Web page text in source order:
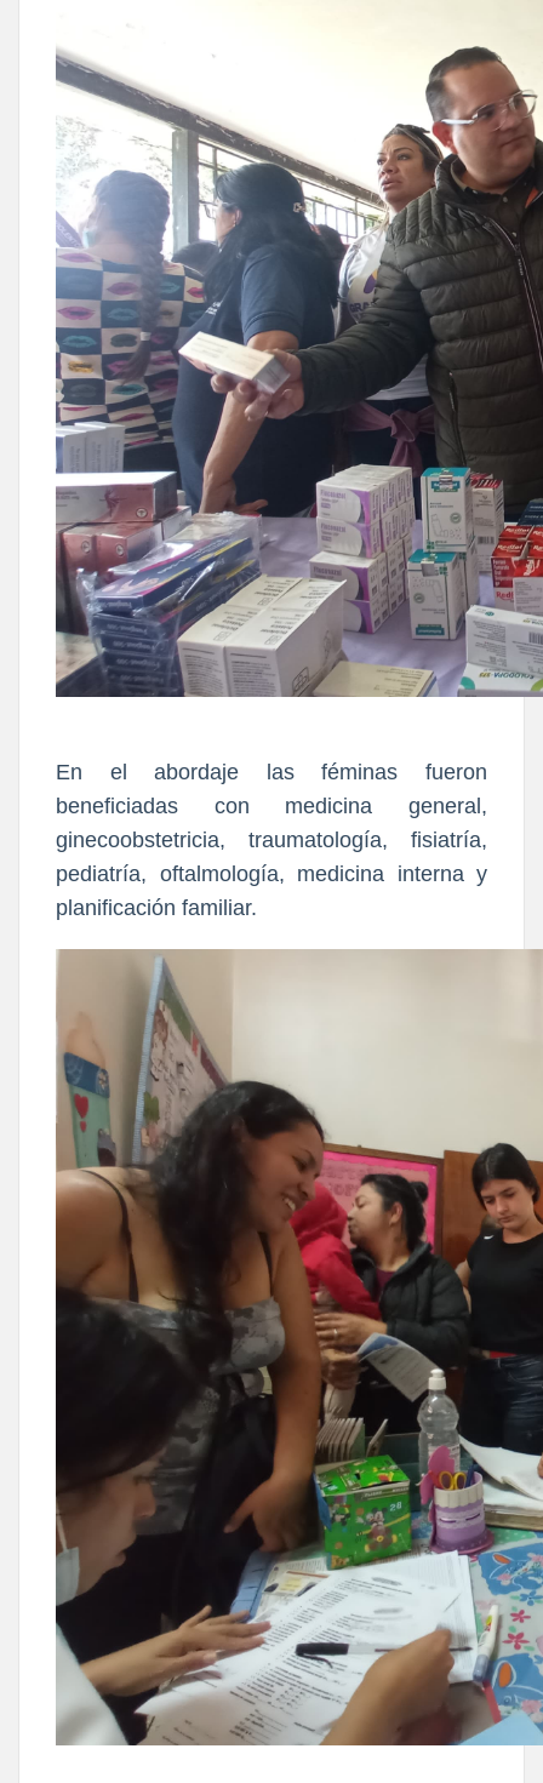
En el abordaje las féminas fueron
beneficiadas con medicina general,
ginecoobstetricia, traumatología, fisiatría,
pediatría, oftalmología, medicina interna y
planificación familiar.